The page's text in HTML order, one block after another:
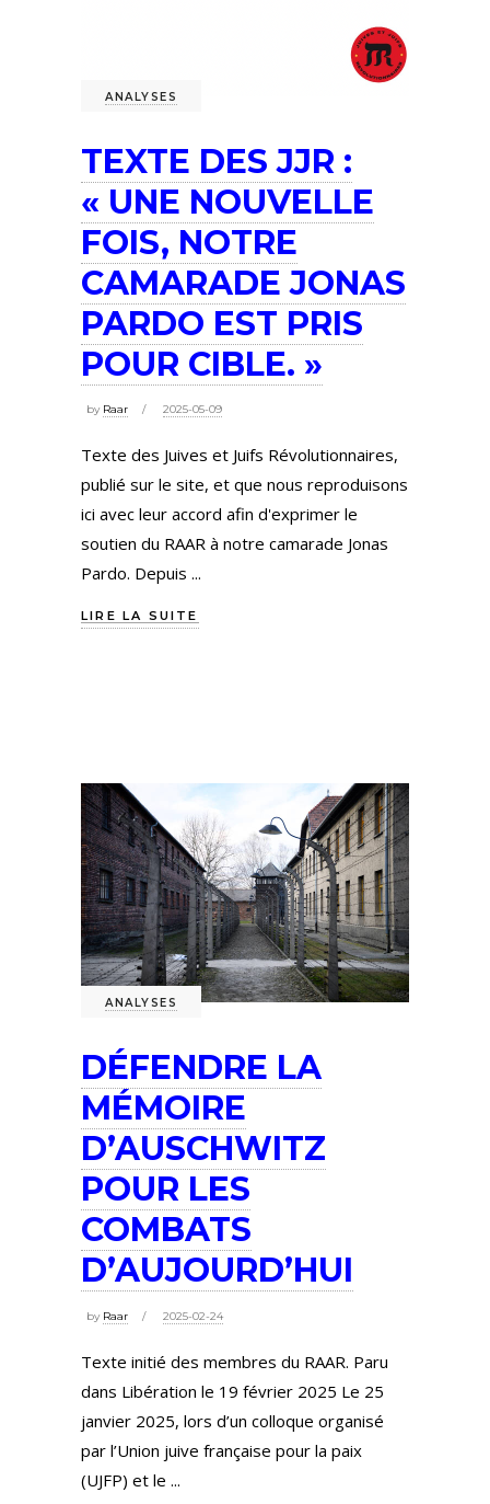
ANALYSES
TEXTE DES JJR :
« UNE NOUVELLE
FOIS, NOTRE
CAMARADE JONAS
PARDO EST PRIS
POUR CIBLE. »
by Raar 2025-05-09
Texte des Juives et Juifs Révolutionnaires,
publié sur le site, et que nous reproduisons
ici avec leur accord afin d'exprimer le
soutien du RAAR à notre camarade Jonas
Pardo. Depuis
LIRE LA SUITE
ANALYSES
DÉFENDRE LA
MÉMOIRE
D’AUSCHWITZ
POUR LES
COMBATS
D’AUJOURD’HUI
by Raar 2025-02-24
Texte initié des membres du RAAR. Paru
dans Libération le 19 février 2025 Le 25
janvier 2025, lors d’un colloque organisé
par l’Union juive française pour la paix
(UJFP) et le